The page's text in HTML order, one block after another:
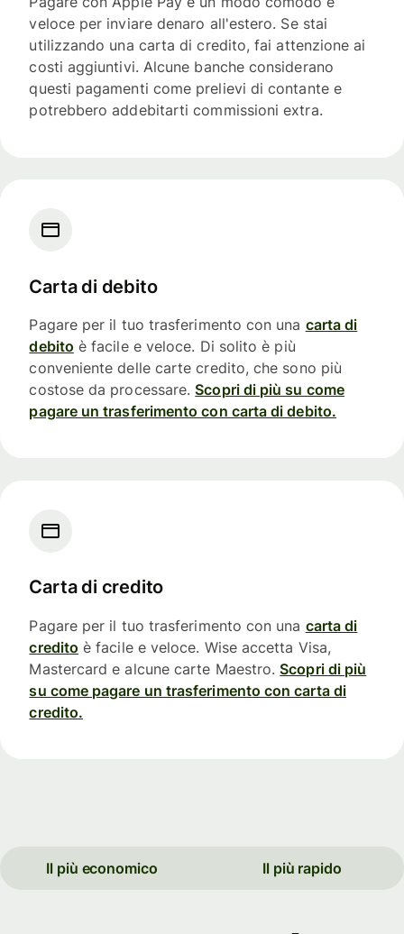
veloce per inviare denaro all'estero. Se stai
utilizzando una carta di credito, fai attenzione ai
costi aggiuntivi. Alcune banche considerano
questi pagamenti come prelievi di contante e
potrebbero addebitarti commissioni extra.
Carta di debito
Pagare per il tuo trasferimento con una carta di
debito è facile e veloce. Di solito è più
conveniente delle carte credito, che sono più
costose da processare.Scopri di più su come
pagare un trasferimento con carta di debito.
Carta di credito
Pagare per il tuo trasferimento con una carta di
credito è facile e veloce. Wise accetta Visa,
Mastercard e alcune carte Maestro.Scopri di più
su come pagare un trasferimento con carta di
credito.
Il più economico Il più rapido